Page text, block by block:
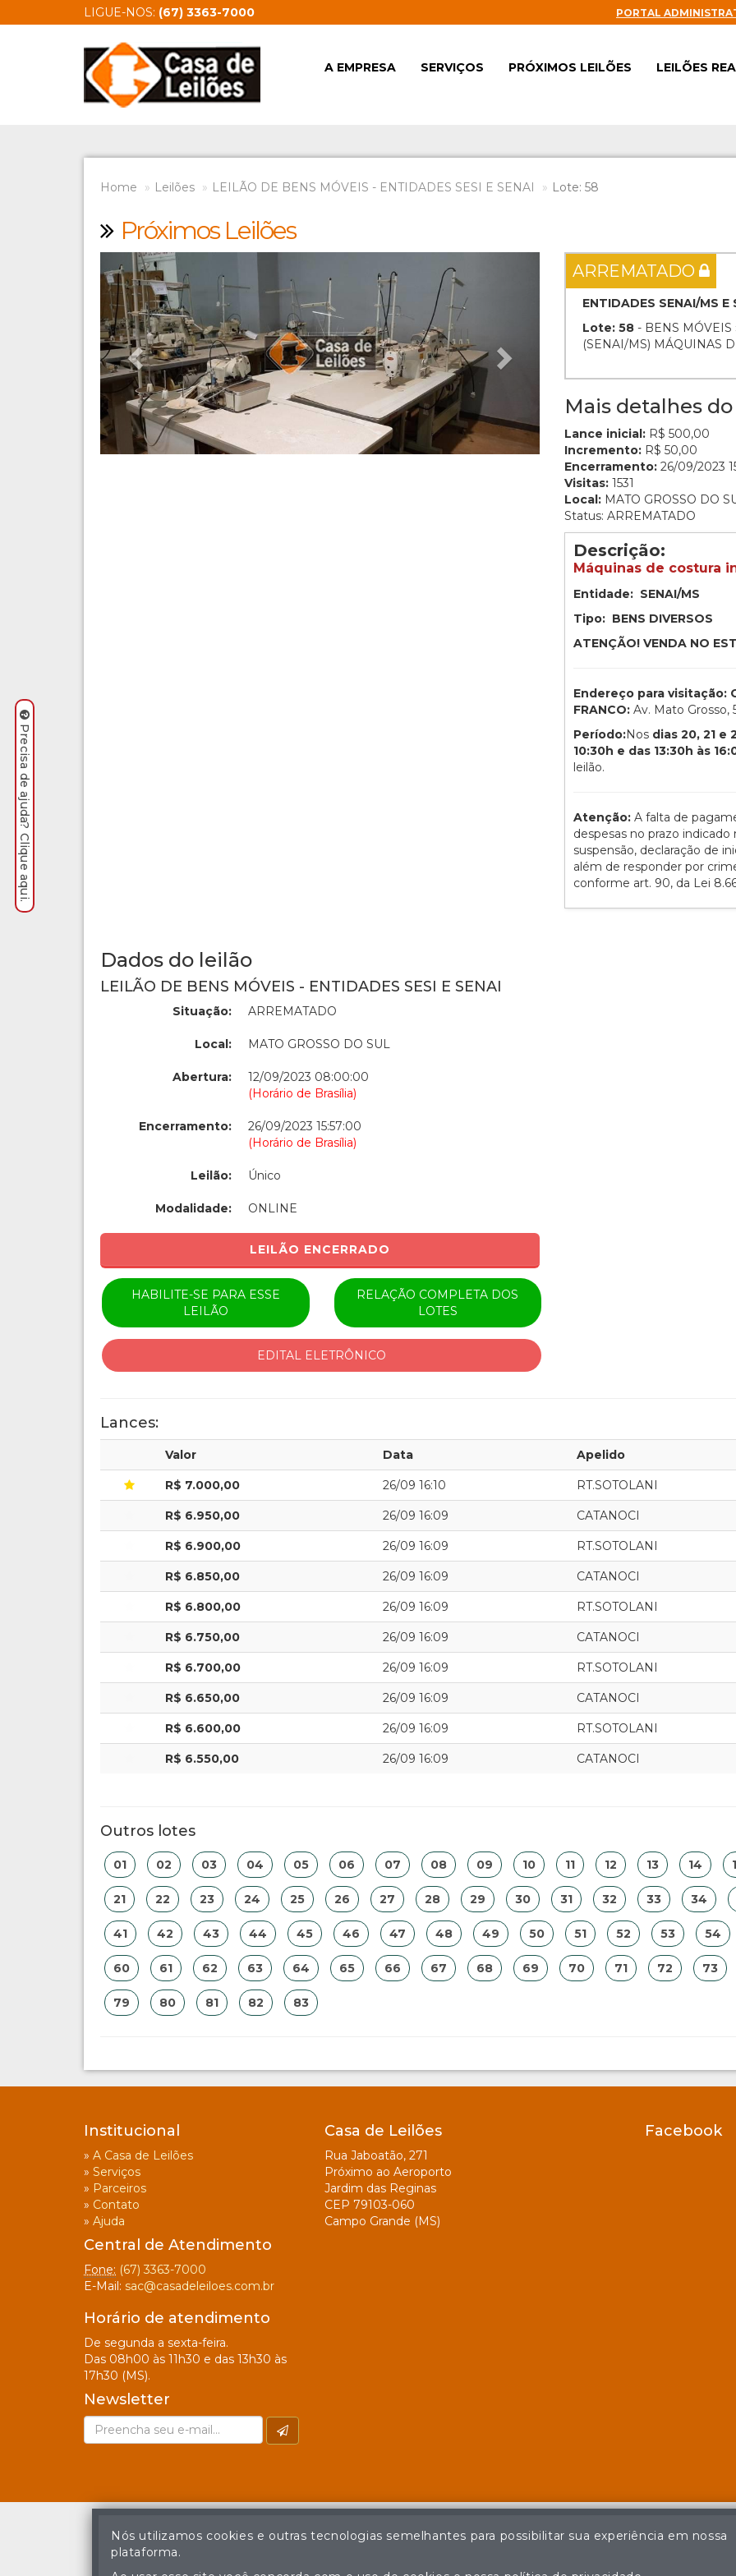
LIGUE-NOS: (67) 3363-7000 PORTAL
A EMPRESA SERVIÇOS PRÓXIMOS LEILÕES LEILÕES
Home Leilões LEILÃO DE BENS MÓVEIS - ENTIDADES SESI E SENAI Lote: 58
Próximos Leilões
Previous ARREMATADO
ENTIDADES SENAI/MS E
Lote: 58 - BENS MÓVEIS
(SENAI/MS) MÁQUINAS
Mais detalhes
Lance inicial: R$ 500,00
Incremento: R$ 50,00
Encerramento: 26/09/2023
Visitas: 1531
Local: MATO GROSSO DO
Status: ARREMATADO
Descrição:
Máquinas de costura
Entidade: SENAI/MS
Tipo: BENS DIVERSOS
ATENÇÃO! VENDA NO
Endereço para visitação:
FRANCO: Av. Mato Grosso,
Período:Nos dias 20, 21 e
10:30h e das 13:30h às
leilão.
Atenção: A falta de
despesas no prazo
suspensão, declaração de
além de responder por
conforme art. 90, da Lei
Dados do leilão
LEILÃO DE BENS MÓVEIS - ENTIDADES SESI E SENAI
Situação: ARREMATADO
Local: MATO GROSSO DO SUL
Abertura:
12/09/2023 08:00:00
(Horário de Brasília)
Encerramento:
26/09/2023 15:57:00
(Horário de Brasília)
Leilão: Único
Modalidade: ONLINE
LEILÃO ENCERRADO
HABILITE-SE PARA ESSE
LEILÃO
RELAÇÃO COMPLETA DOS
LOTES
EDITAL ELETRÔNICO
Lances:
Valor Data Apelido
R$ 7.000,00 26/09 16:10 RT.SOTOLANI
R$ 6.950,00 26/09 16:09 CATANOCI
R$ 6.900,00 26/09 16:09 RT.SOTOLANI
R$ 6.850,00 26/09 16:09 CATANOCI
R$ 6.800,00 26/09 16:09 RT.SOTOLANI
R$ 6.750,00 26/09 16:09 CATANOCI
R$ 6.700,00 26/09 16:09 RT.SOTOLANI
R$ 6.650,00 26/09 16:09 CATANOCI
R$ 6.600,00 26/09 16:09 RT.SOTOLANI
R$ 6.550,00 26/09 16:09 CATANOCI
Outros lotes
01 02 03 04 05 06 07 08 09 10 11 12 13 14
21 22 23 24 25 26 27 28 29 30 31 32 33 34
41 42 43 44 45 46 47 48 49 50 51 52 53 54
60 61 62 63 64 65 66 67 68 69 70 71 72 73
79 80 81 82 83
Institucional
» A Casa de Leilões
» Serviços
» Parceiros
» Contato
» Ajuda
Central de Atendimento
Fone: (67) 3363-7000
E-Mail: sac@casadeleiloes.com.br
Horário de atendimento
De segunda a sexta-feira.
Das 08h00 às 11h30 e das 13h30 às
17h30 (MS).
Newsletter
Casa de Leilões
Rua Jaboatão, 271
Próximo ao Aeroporto
Jardim das Reginas
CEP 79103-060
Campo Grande (MS)
Facebook
Precisa de ajuda? Clique aqui.
Nós utilizamos cookies e outras tecnologias semelhantes para possibilitar sua experiência em nossa
plataforma.